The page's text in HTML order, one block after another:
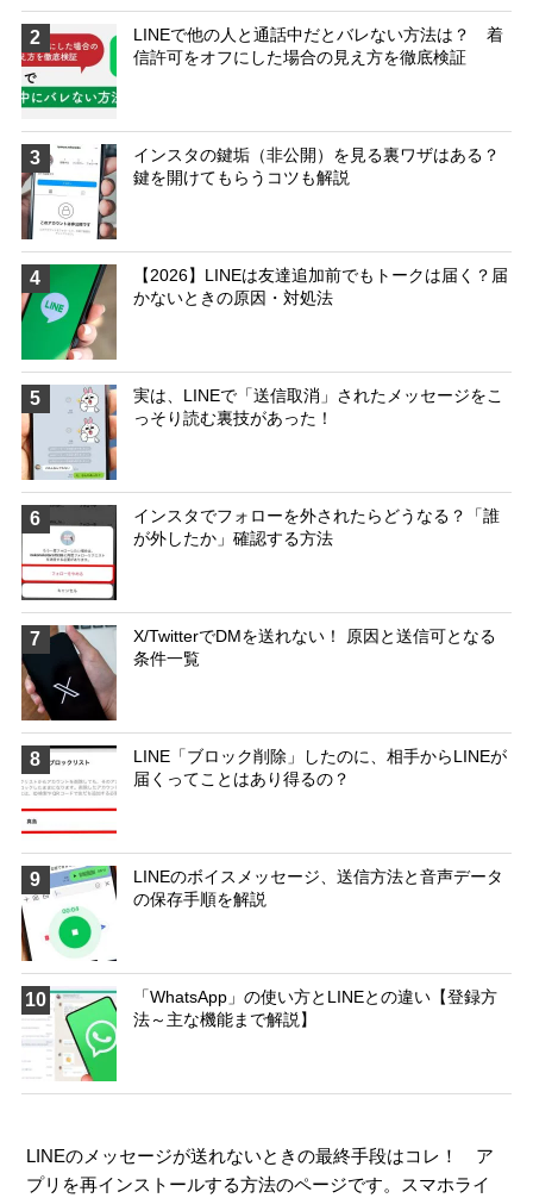
2
LINEで他の人と通話中だとバレない方法は？ 着
信許可をオフにした場合の見え方を徹底検証
3
インスタの鍵垢（非公開）を見る裏ワザはある？
鍵を開けてもらうコツも解説
4
【2026】LINEは友達追加前でもトークは届く？届
かないときの原因・対処法
5
実は、LINEで「送信取消」されたメッセージをこ
っそり読む裏技があった！
6
インスタでフォローを外されたらどうなる？「誰
が外したか」確認する方法
7
X/TwitterでDMを送れない！ 原因と送信可となる
条件一覧
8
LINE「ブロック削除」したのに、相手からLINEが
届くってことはあり得るの？
9
LINEのボイスメッセージ、送信方法と音声データ
の保存手順を解説
10
「WhatsApp」の使い方とLINEとの違い【登録方
法～主な機能まで解説】
LINEのメッセージが送れないときの最終手段はコレ！ ア
プリを再インストールする方法のページです。スマホライ